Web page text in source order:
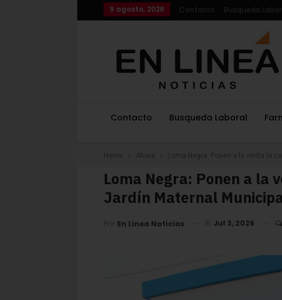
9 agosto, 2026 Contacto Busqueda
Contacto Busqueda Laboral
Home Ahora Loma Negra: Ponen a la venta la
Loma Negra: Ponen a la
Jardín Maternal
Por En Linea Noticias El Jul 3, 2026